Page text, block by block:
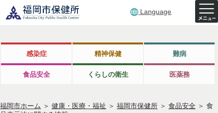
Language
感染症 精神保健 難病
食品安全 くらしの衛生 医薬務
福岡市ホーム ＞ 健康・医療・福祉 ＞ 福岡市保健所 ＞ 食品安全 ＞ 食